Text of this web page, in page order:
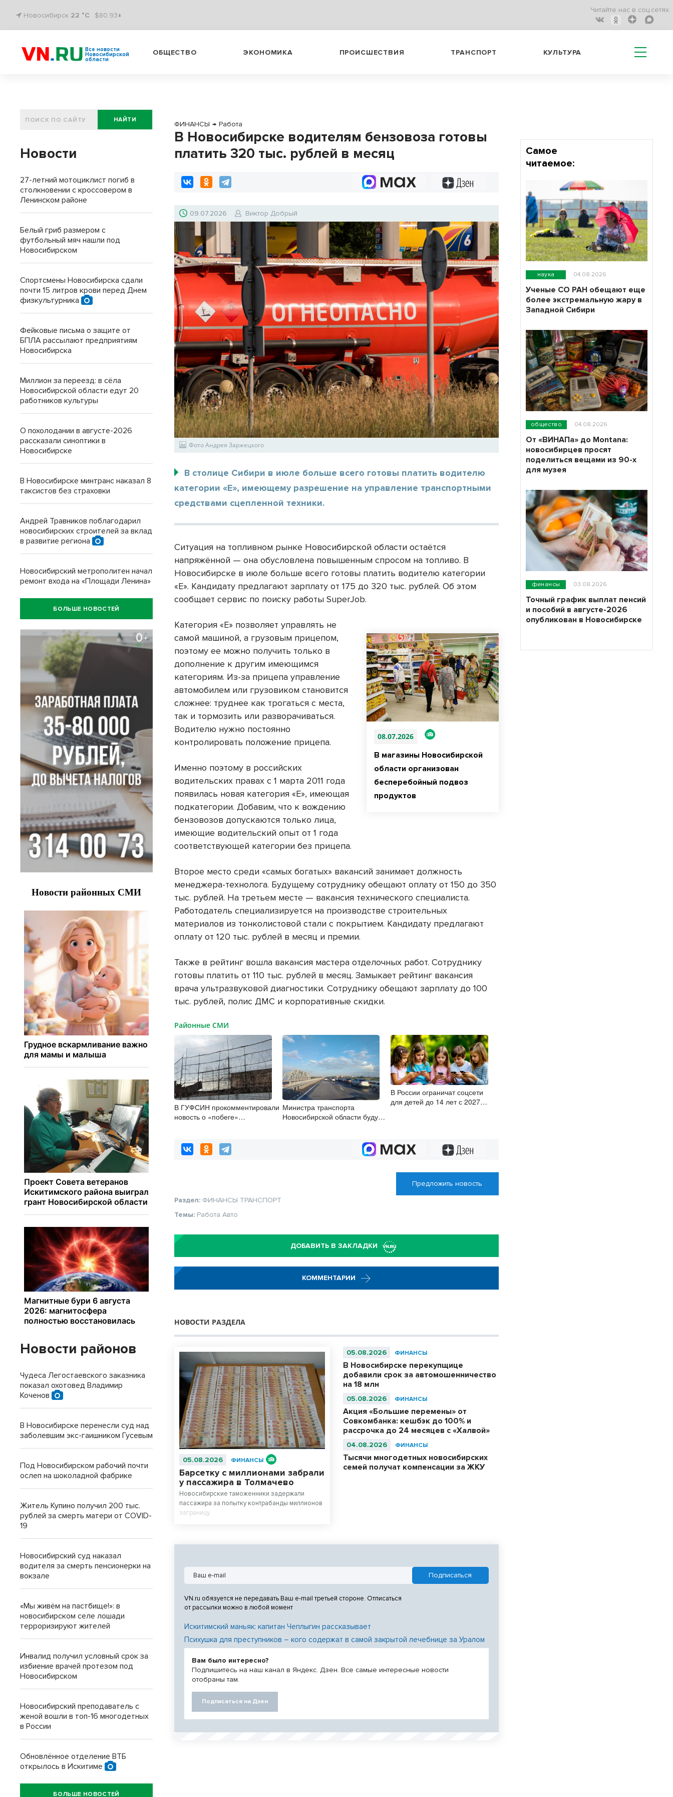
Новосибирск 22 °C $80.93↓
Читайте нас в соц.сетях:
Все новости
Новосибирской
области
ОБЩЕСТВО ЭКОНОМИКА ПРОИСШЕСТВИЯ ТРАНСПОРТ КУЛЬТУРА
ФИНАНСЫ → Работа
В Новосибирске водителям бензовоза готовы
платить 320 тыс. рублей в месяц
09.07.2026 Виктор Добрый
Фото Андрея Заржецкого
В столице Сибири в июле больше всего готовы платить водителю
категории «Е», имеющему разрешение на управление транспортными
средствами сцепленной техники.
Ситуация на топливном рынке Новосибирской области остаётся
напряжённой — она обусловлена повышенным спросом на топливо. В
Новосибирске в июле больше всего готовы платить водителю категории
«Е». Кандидату предлагают зарплату от 175 до 320 тыс. рублей. Об этом
сообщает сервис по поиску работы SuperJob.
08.07.2026
В магазины Новосибирской
области организован
бесперебойный подвоз
продуктов
Категория «Е» позволяет управлять не
самой машиной, а грузовым прицепом,
поэтому ее можно получить только в
дополнение к другим имеющимся
категориям. Из-за прицепа управление
автомобилем или грузовиком становится
сложнее: труднее как трогаться с места,
так и тормозить или разворачиваться.
Водителю нужно постоянно
контролировать положение прицепа.
Именно поэтому в российских
водительских правах с 1 марта 2011 года
появилась новая категория «Е», имеющая
подкатегории. Добавим, что к вождению
бензовозов допускаются только лица,
имеющие водительский опыт от 1 года
соответствующей категории без прицепа.
Второе место среди «самых богатых» вакансий занимает должность
менеджера-технолога. Будущему сотруднику обещают оплату от 150 до 350
тыс. рублей. На третьем месте — вакансия технического специалиста.
Работодатель специализируется на производстве строительных
материалов из тонколистовой стали с покрытием. Кандидату предлагают
оплату от 120 тыс. рублей в месяц и премии.
Также в рейтинг вошла вакансия мастера отделочных работ. Сотруднику
готовы платить от 110 тыс. рублей в месяц. Замыкает рейтинг вакансия
врача ультразвуковой диагностики. Сотруднику обещают зарплату до 100
тыс. рублей, полис ДМС и корпоративные скидки.
Районные СМИ
В ГУФСИН прокомментировали
новость о «побеге»
Министра транспорта
Новосибирской области будут
В России ограничат соцсети
для детей до 14 лет с 2027
Предложить новость
Раздел: ФИНАНСЫ ТРАНСПОРТ
Темы: Работа Авто
ДОБАВИТЬ В ЗАКЛАДКИ
КОММЕНТАРИИ
НОВОСТИ РАЗДЕЛА
05.08.2026 ФИНАНСЫ
Барсетку с миллионами забрали
у пассажира в Толмачево
Новосибирские таможенники задержали
пассажира за попытку контрабанды миллионов
заграницу.
05.08.2026 ФИНАНСЫ
В Новосибирске перекупщице
добавили срок за автомошенничество
на 18 млн
05.08.2026 ФИНАНСЫ
Акция «Большие перемены» от
Совкомбанка: кешбэк до 100% и
рассрочка до 24 месяцев с «Халвой»
04.08.2026 ФИНАНСЫ
Тысячи многодетных новосибирских
семей получат компенсации за ЖКУ
VN.ru обязуется не передавать Ваш e-mail третьей стороне. Отписаться
от рассылки можно в любой момент
Искитимский маньяк: капитан Чеплыгин рассказывает
Психушка для преступников – кого содержат в самой закрытой лечебнице за Уралом
Вам было интересно?
Подпишитесь на наш канал в Яндекс. Дзен. Все самые интересные новости
отобраны там.
Подписаться на Дзен
НАЙТИ
Новости
27-летний мотоциклист погиб в
столкновении с кроссовером в
Ленинском районе
Белый гриб размером с
футбольный мяч нашли под
Новосибирском
Спортсмены Новосибирска сдали
почти 15 литров крови перед Днем
физкультурника
Фейковые письма о защите от
БПЛА рассылают предприятиям
Новосибирска
Миллион за переезд: в сёла
Новосибирской области едут 20
работников культуры
О похолодании в августе-2026
рассказали синоптики в
Новосибирске
В Новосибирске минтранс наказал 8
таксистов без страховки
Андрей Травников поблагодарил
новосибирских строителей за вклад
в развитие региона
Новосибирский метрополитен начал
ремонт входа на «Площади Ленина»
БОЛЬШЕ НОВОСТЕЙ
Новости районов
Чудеса Легостаевского заказника
показал охотовед Владимир
Коченов
В Новосибирске перенесли суд над
заболевшим экс-гаишником Гусевым
Под Новосибирском рабочий почти
ослеп на шоколадной фабрике
Житель Купино получил 200 тыс.
рублей за смерть матери от COVID-
19
Новосибирский суд наказал
водителя за смерть пенсионерки на
вокзале
«Мы живём на пастбище!»: в
новосибирском селе лошади
терроризируют жителей
Инвалид получил условный срок за
избиение врачей протезом под
Новосибирском
Новосибирский преподаватель с
женой вошли в топ-16 многодетных
в России
Обновлённое отделение ВТБ
открылось в Искитиме
БОЛЬШЕ НОВОСТЕЙ
Самое
читаемое:
наука 04.08.2026
Ученые СО РАН обещают еще
более экстремальную жару в
Западной Сибири
общество 04.08.2026
От «ВИНАПа» до Montana:
новосибирцев просят
поделиться вещами из 90-х
для музея
финансы 03.08.2026
Точный график выплат пенсий
и пособий в августе-2026
опубликован в Новосибирске